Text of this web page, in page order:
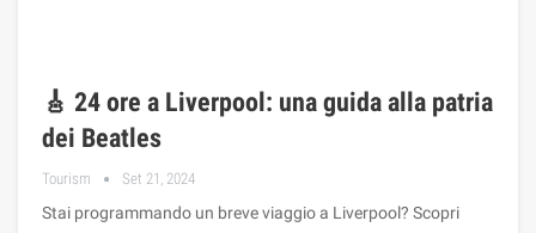
🎸 24 ore a Liverpool: una guida alla patria
dei Beatles
Tourism Set 21, 2024
Stai programmando un breve viaggio a Liverpool? Scopri